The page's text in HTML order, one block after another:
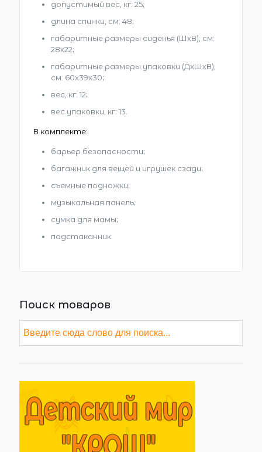
допустимый вес, кг: 25;
длина спинки, см: 48;
габаритные размеры сиденья (ШхВ), см:
28х22;
габаритные размеры упаковки (ДхШхВ),
см: 60х39х30;
вес, кг: 12;
вес упаковки, кг: 13.
В комплекте:
барьер безопасности;
багажник для вещей и игрушек сзади;
съемные подножки;
музыкальная панель;
сумка для мамы;
подстаканник.
Поиск товаров